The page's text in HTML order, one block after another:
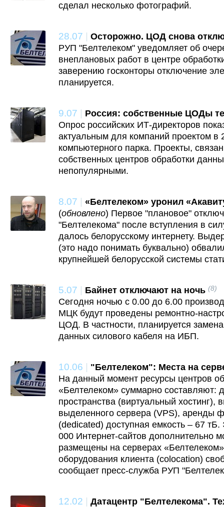
сделал несколько фотографий.
28.07 | Осторожно. ЦОД снова
РУП "Белтелеком" уведомляет об
внеплановых работ в центре
заверению госконторы отключение
планируется.
9.07 | Россия: собственные ЦОДы
Опрос российских ИТ-директоров
актуальным для компаний проектом в
компьютерного парка. Проекты,
собственных центров обработки
непопулярными.
8.07 | «Белтелеком» уронил
(обновлено) Первое "плановое"
"Белтелекома" после вступления в
далось белорусскому интернету.
(это надо понимать буквально)
крупнейшей белорусской системы
5.07 | Байнет отключают на ночь (8)
Сегодня ночью с 0.00 до 6.00
МЦК будут проведены ремонтно-
ЦОД. В частности, планируется
данных силового кабеля на ИБП.
10.06 | "Белтелеком": Места на
На данный момент ресурсы центров
«Белтелеком» суммарно составляют:
пространства (виртуальный хостинг),
выделенного сервера (VPS), аренды
(dedicated) доступная емкость – 67 тБ.
000 Интернет-сайтов дополнительно
размещены на серверах
оборудования клиента (colocation)
сообщает пресс-служба РУП
12.02 | Датацентр "Белтелекома".